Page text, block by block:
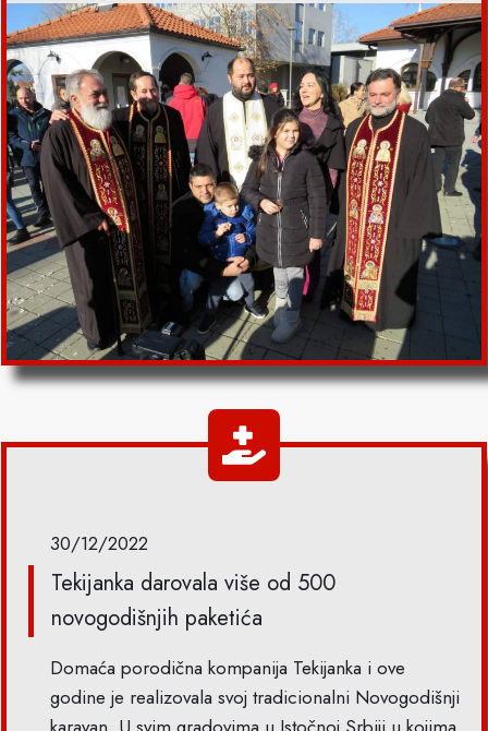
30/12/2022
Tekijanka darovala više od 500
novogodišnjih paketića
Domaća porodična kompanija Tekijanka i ove
godine je realizovala svoj tradicionalni Novogodišnji